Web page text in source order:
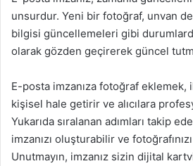
unsurdur. Yeni bir fotoğraf, unvan
bilgisi güncellemeleri gibi
olarak gözden geçirerek güncel
E-posta imzanıza fotoğraf eklemek,
kişisel hale getirir ve alıcılara
Yukarıda sıralanan adımları takip
imzanızı oluşturabilir ve
Unutmayın, imzanız sizin dijital